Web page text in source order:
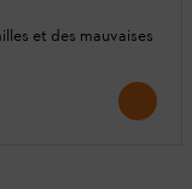
et des mauvaises